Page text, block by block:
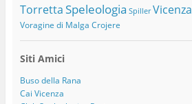
TorrettaSpeleologia Spiller Vicenza
Voragine di Malga Crojere
Siti Amici
Buso della Rana
Cai Vicenza